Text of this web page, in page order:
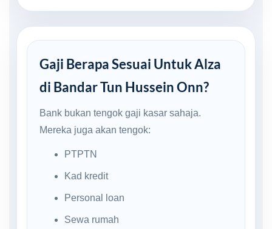
Gaji Berapa Sesuai Untuk Alza
di Bandar Tun Hussein Onn?
Bank bukan tengok gaji kasar sahaja.
Mereka juga akan tengok:
PTPTN
Kad kredit
Personal loan
Sewa rumah